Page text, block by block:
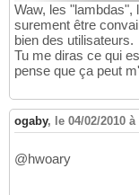
Waw, les
surement être
bien des utilisateurs.
Tu me diras ce qui
pense que ça peut
ogaby, le 04/02/2010
@hwoary